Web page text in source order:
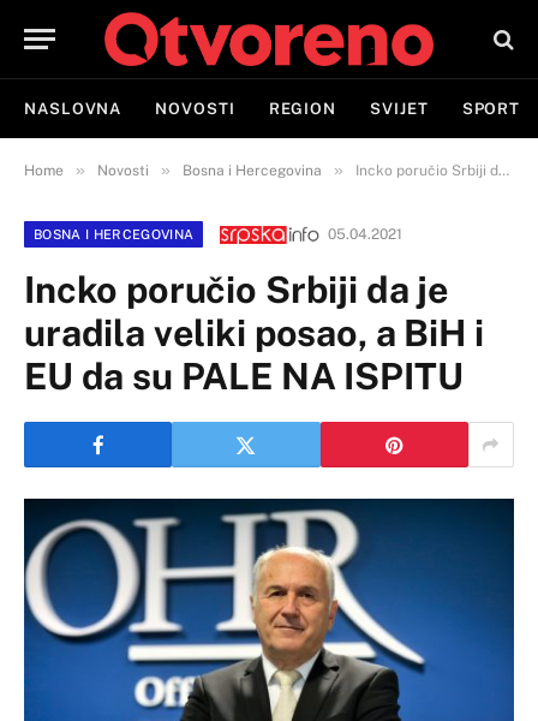
NASLOVNA NOVOSTI REGION SVIJET SPORT
Home » Novosti » Bosna i Hercegovina » Incko poručio Srbiji da je uradila veliki posao, a BiH i EU da su PALE NA ISPITU
BOSNA I HERCEGOVINA 05.04.2021
Incko poručio Srbiji da je
uradila veliki posao, a BiH i
EU da su PALE NA ISPITU